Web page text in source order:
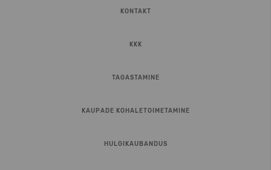
KONTAKT
KKK
TAGASTAMINE
KAUPADE KOHALETOIMETAMINE
HULGIKAUBANDUS